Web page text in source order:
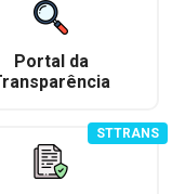
Portal da
STTRANS